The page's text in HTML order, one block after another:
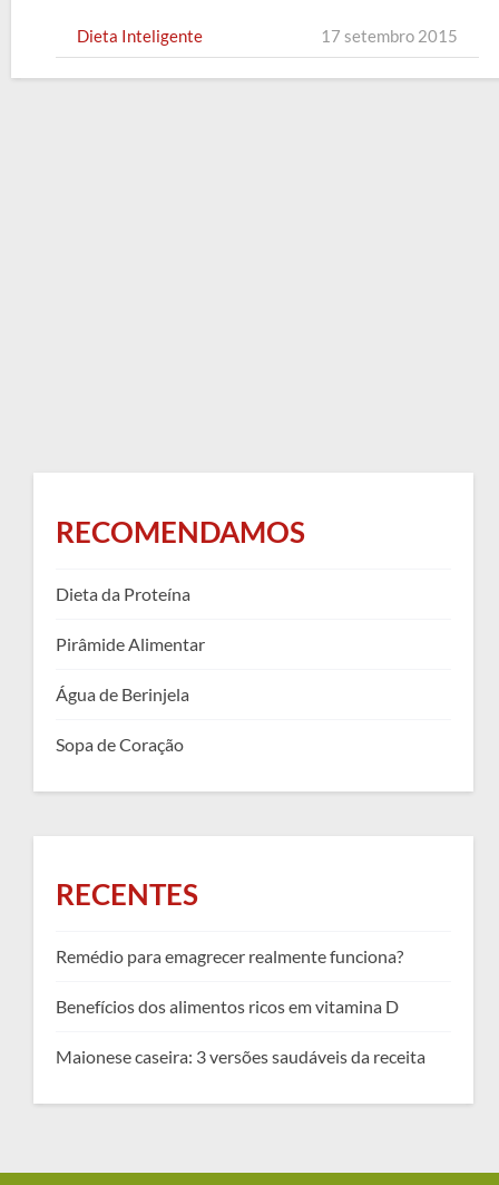
Dieta Inteligente 17 setembro 2015
RECOMENDAMOS
Dieta da Proteína
Pirâmide Alimentar
Água de Berinjela
Sopa de Coração
RECENTES
Remédio para emagrecer realmente funciona?
Benefícios dos alimentos ricos em vitamina D
Maionese caseira: 3 versões saudáveis da receita